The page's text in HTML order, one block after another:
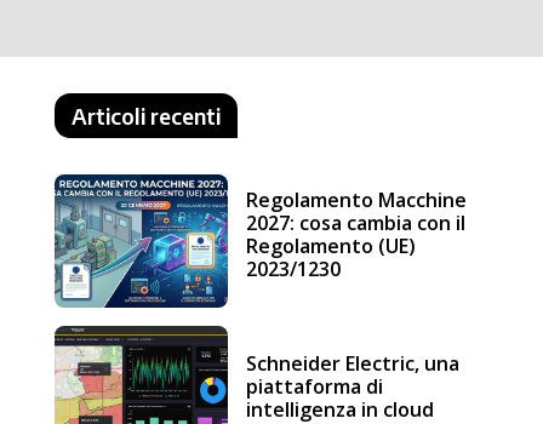
Articoli recenti
Regolamento Macchine
2027: cosa cambia con il
Regolamento (UE)
2023/1230
Schneider Electric, una
piattaforma di
intelligenza in cloud